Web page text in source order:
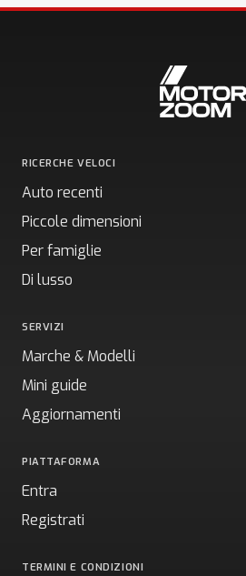
RICERCHE VELOCI
Auto recenti
Piccole dimensioni
Per famiglie
Di lusso
SERVIZI
Marche & Modelli
Mini guide
Aggiornamenti
PIATTAFORMA
Entra
Registrati
TERMINI E CONDIZIONI